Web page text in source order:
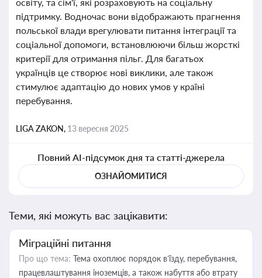
підтримку. Водночас вони відображають прагнення
польської влади врегулювати питання інтеграції та
соціальної допомоги, встановлюючи більш жорсткі
критерії для отримання пільг. Для багатьох
українців це створює нові виклики, але також
стимулює адаптацію до нових умов у країні
перебування.
LIGA ZAKON, 13 вересня 2025
Повний AI-підсумок дня та статті-джерела
ОЗНАЙОМИТИСЯ
Теми, які можуть вас зацікавити:
Міграційні питання
Про що тема: Тема охоплює порядок в’їзду, перебування,
працевлаштування іноземців, а також набуття або втрату